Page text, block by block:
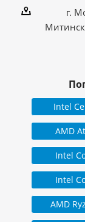
г.
Intel
AMD
Intel
Intel
AMD